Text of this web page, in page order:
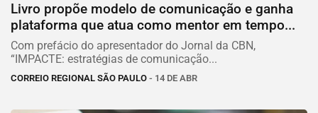
Livro propõe modelo de comunicação e ganha
plataforma que atua como mentor em tempo...
Com prefácio do apresentador do Jornal da CBN,
“IMPACTE: estratégias de comunicação...
CORREIO REGIONAL SÃO PAULO - 14 DE ABR